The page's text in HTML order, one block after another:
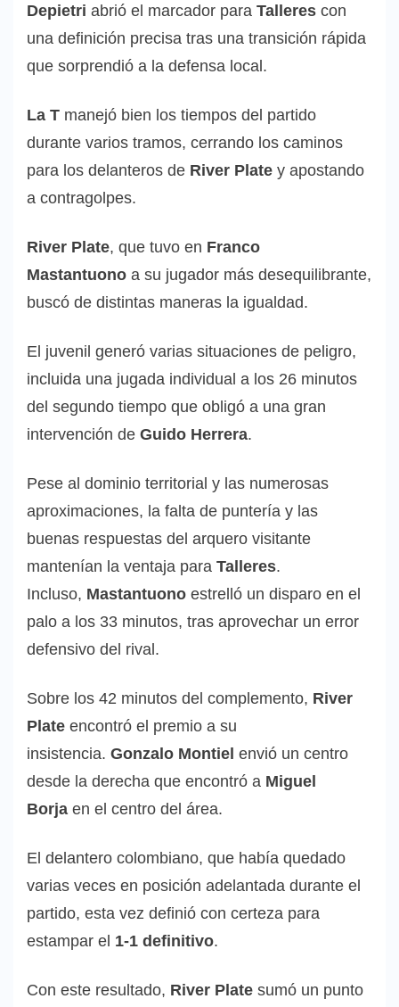
Depietri abrió el marcador para Talleres con
una definición precisa tras una transición rápida
que sorprendió a la defensa local.
La T manejó bien los tiempos del partido
durante varios tramos, cerrando los caminos
para los delanteros de River Plate y apostando
a contragolpes.
River Plate, que tuvo en Franco
Mastantuono a su jugador más desequilibrante,
buscó de distintas maneras la igualdad.
El juvenil generó varias situaciones de peligro,
incluida una jugada individual a los 26 minutos
del segundo tiempo que obligó a una gran
intervención de Guido Herrera.
Pese al dominio territorial y las numerosas
aproximaciones, la falta de puntería y las
buenas respuestas del arquero visitante
mantenían la ventaja para Talleres.
Incluso, Mastantuono estrelló un disparo en el
palo a los 33 minutos, tras aprovechar un error
defensivo del rival.
Sobre los 42 minutos del complemento, River
Plate encontró el premio a su
insistencia. Gonzalo Montiel envió un centro
desde la derecha que encontró a Miguel
Borja en el centro del área.
El delantero colombiano, que había quedado
varias veces en posición adelantada durante el
partido, esta vez definió con certeza para
estampar el 1-1 definitivo.
Con este resultado, River Plate sumó un punto